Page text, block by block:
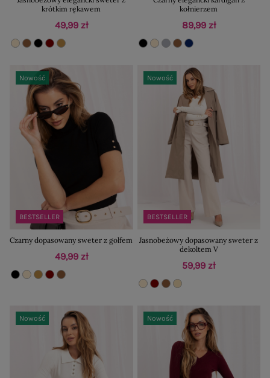
krótkim rękawem
49,99 zł
kołnierzem
89,99 zł
BESTSELLER
Nowość
Czarny dopasowany sweter z golfem
49,99 zł
BESTSELLER
Nowość
Jasnobeżowy dopasowany sweter z
dekoltem V
59,99 zł
Nowość Nowość